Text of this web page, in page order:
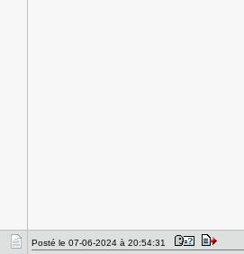
Posté le 07-06-2024 à 20:54:31